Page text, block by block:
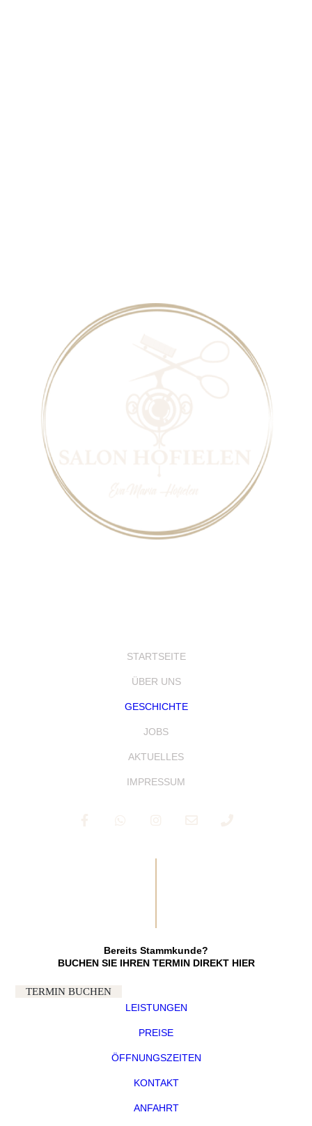
STARTSEITE
ÜBER UNS
GESCHICHTE
JOBS
AKTUELLES
IMPRESSUM
Bereits Stammkunde?
BUCHEN SIE IHREN TERMIN DIREKT HIER
TERMIN BUCHEN
LEISTUNGEN
PREISE
ÖFFNUNGSZEITEN
KONTAKT
ANFAHRT